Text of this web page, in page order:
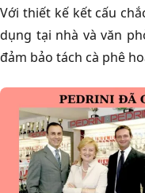
Với thiết kế kết cấu
dụng tại nhà và văn
đảm bảo tách cà phê